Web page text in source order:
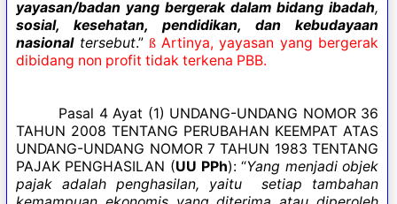
yayasan/badan yang bergerak dalam bidang ibadah,
sosial, kesehatan, pendidikan, dan kebudayaan
nasional tersebut.” ßArtinya, yayasan yang bergerak
dibidang non profit tidak terkena PBB.
Pasal 4 Ayat (1) UNDANG-UNDANG NOMOR 36
TAHUN 2008 TENTANG PERUBAHAN KEEMPAT ATAS
UNDANG-UNDANG NOMOR 7 TAHUN 1983 TENTANG
PAJAK PENGHASILAN (UU PPh): “Yang menjadi objek
pajak adalah penghasilan, yaitu setiap tambahan